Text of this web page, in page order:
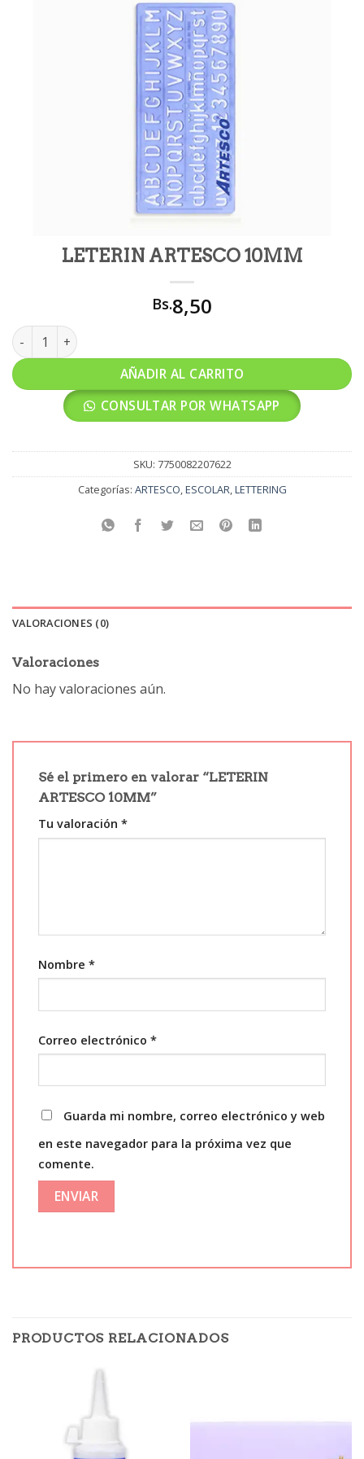
LETERIN ARTESCO 10MM
Bs.8,50
LETERIN ARTESCO 10MM cantidad
AÑADIR AL CARRITO
CONSULTAR POR WHATSAPP
SKU: 7750082207622
Categorías: ARTESCO,ESCOLAR,LETTERING
VALORACIONES (0)
Valoraciones
No hay valoraciones aún.
Sé el primero en valorar “LETERIN
ARTESCO 10MM”
Tu valoración *
Nombre *
Correo electrónico *
Guarda mi nombre, correo electrónico y web
en este navegador para la próxima vez que
comente.
PRODUCTOS RELACIONADOS